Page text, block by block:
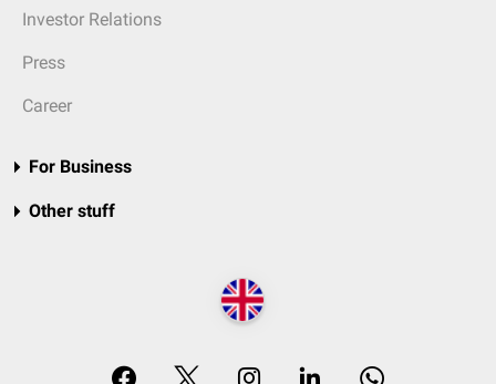
Investor Relations
Press
Career
For Business
Other stuff